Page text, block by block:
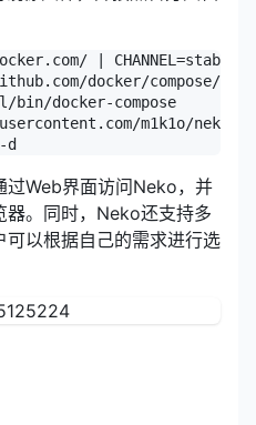
| CHANNEL=stable
docker/compose/
bin/docker-compose
m1k1o/neko/
d
过Web界面访问Neko，并
器。同时，Neko还支持多
以根据自己的需求进行选